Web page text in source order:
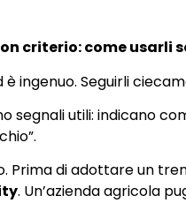
criterio: come usarli
ingenuo. Seguirli
segnali utili: indicano
Prima di adottare un
. Un’azienda agricola